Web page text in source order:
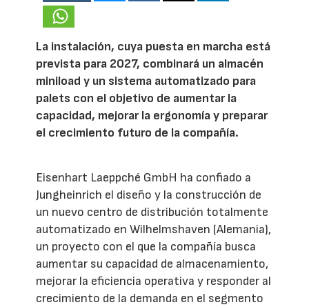
La instalación, cuya puesta en marcha está
prevista para 2027, combinará un almacén
miniload y un sistema automatizado para
palets con el objetivo de aumentar la
capacidad, mejorar la ergonomía y preparar
el crecimiento futuro de la compañía.
Eisenhart Laeppché GmbH ha confiado a
Jungheinrich el diseño y la construcción de
un nuevo centro de distribución totalmente
automatizado en Wilhelmshaven (Alemania),
un proyecto con el que la compañía busca
aumentar su capacidad de almacenamiento,
mejorar la eficiencia operativa y responder al
crecimiento de la demanda en el segmento